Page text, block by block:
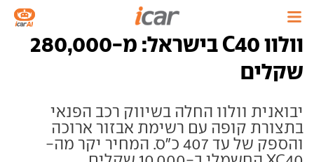
וולוו C40 בישראל: מ-280,000
שקלים
יבואנית וולוו החלה בשיווק רכב הפנאי
בתצורת קופה עם רשימת אבזור ארוכה
והספק של עד 407 כ"ס. המחיר יקר מה-